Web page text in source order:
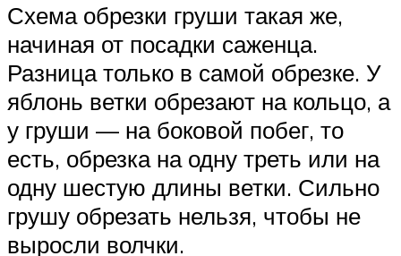
Схема обрезки груши такая же,
начиная от посадки саженца.
Разница только в самой обрезке. У
яблонь ветки обрезают на кольцо, а
у груши — на боковой побег, то
есть, обрезка на одну треть или на
одну шестую длины ветки. Сильно
грушу обрезать нельзя, чтобы не
выросли волчки.